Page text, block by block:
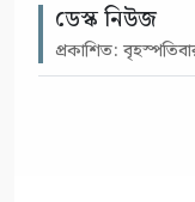
ডেস্ক নিউজ
প্রকাশিত: